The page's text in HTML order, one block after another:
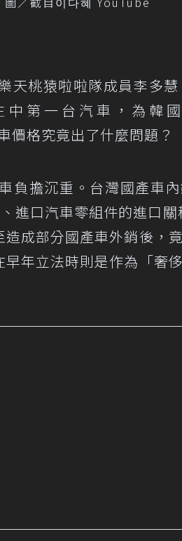
天桃猿啦啦隊成員李多
第一台汽車，為韓
價格究竟出了什麼問題？
負擔沉重。台灣國產車
進口汽車零組件的進口關
成部分國產車外銷後，
年立法時則是作為「奢